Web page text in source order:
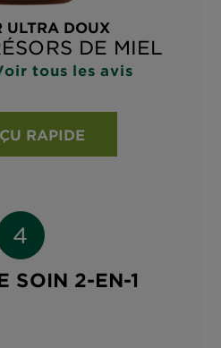
ULTRA DOUX
DE MIEL
basé sur les avis
tous les avis
RAPIDE
SOIN 2-EN-1